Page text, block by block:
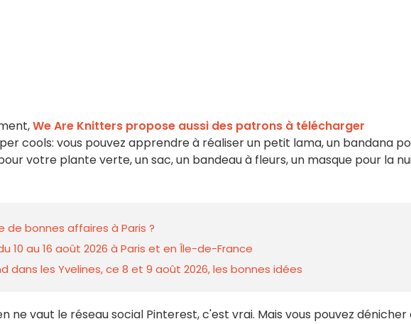
We Are Knitters propose aussi des patrons à télécharger
cools: vous pouvez apprendre à réaliser un petit lama, un bandana
votre plante verte, un sac, un bandeau à fleurs, un masque pour la
de bonnes affaires à Paris ?
10 au 16 août 2026 à Paris et en Île-de-France
dans les Yvelines, ce 8 et 9 août 2026, les bonnes idées
ne vaut le réseau social Pinterest, c'est vrai. Mais vous pouvez dénicher